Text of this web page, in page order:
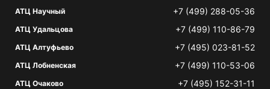
АТЦ Научный +7 (499) 288-05-36
АТЦ Удальцова +7 (499) 110-86-79
АТЦ Алтуфьево +7 (495) 023-81-52
АТЦ Лобненская +7 (499) 110-53-06
АТЦ Очаково +7 (495) 152-31-11